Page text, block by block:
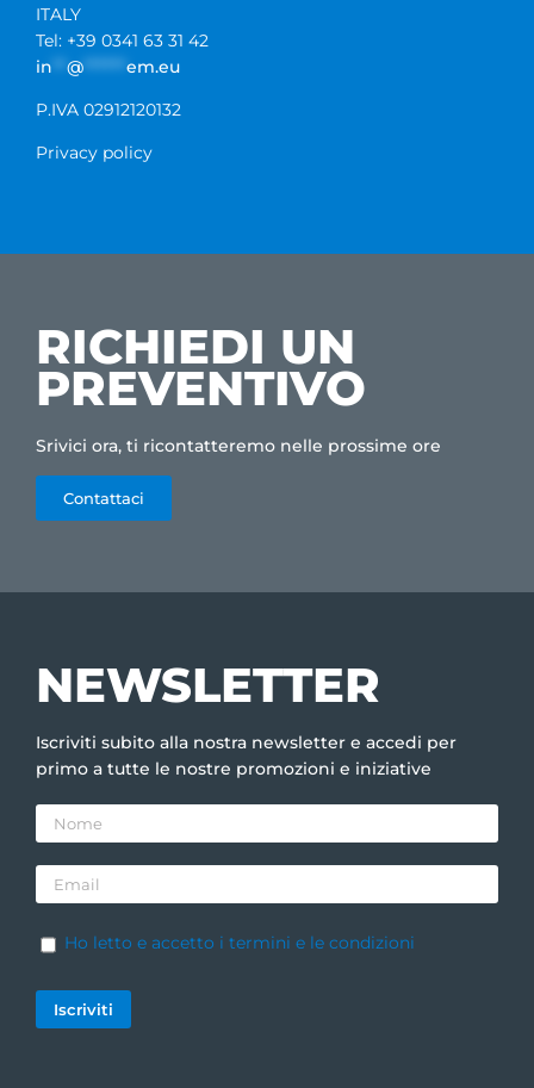
ITALY
Tel: +39 0341 63 31 42
in
@ ****** em.eu
P.IVA 02912120132
Privacy policy
RICHIEDI UN
PREVENTIVO
Srivici ora, ti ricontatteremo nelle prossime ore
Contattaci
NEWSLETTER
Iscriviti subito alla nostra newsletter e accedi per
primo a tutte le nostre promozioni e iniziative
Ho letto e accetto i termini e le condizioni